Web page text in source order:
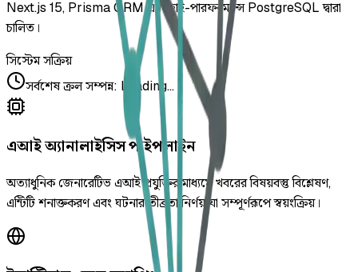
Next.js 15, Prisma ORM এবং হাই-পারফরম্যান্স PostgreSQL দ্বারা
চালিত।
সিস্টেম সক্রিয়
সর্বশেষ ক্রল সম্পন্ন: Loading...
এআই অ্যানালাইসিস পাইপলাইন
অত্যাধুনিক জেনারেটিভ এআই প্রযুক্তির মাধ্যমে খবরের বিষয়বস্তু বিশ্লেষণ,
এন্টিটি শনাক্তকরণ এবং ঘটনার তীব্রতা নির্ণয় যা সম্পূর্ণরূপে স্বয়ংক্রিয়।